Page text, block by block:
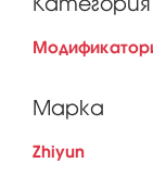
Марка
Zhiyun